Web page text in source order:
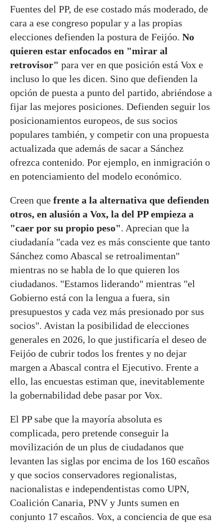
Fuentes del PP, de ese costado más moderado, de
cara a ese congreso popular y a las propias
elecciones defienden la postura de Feijóo. No
quieren estar enfocados en "mirar al
retrovisor" para ver en que posición está Vox e
incluso lo que les dicen. Sino que defienden la
opción de puesta a punto del partido, abriéndose a
fijar las mejores posiciones. Defienden seguir los
posicionamientos europeos, de sus socios
populares también, y competir con una propuesta
actualizada que además de sacar a Sánchez
ofrezca contenido. Por ejemplo, en inmigración o
en potenciamiento del modelo económico.
Creen que frente a la alternativa que defienden
otros, en alusión a Vox, la del PP empieza a
"caer por su propio peso". Aprecian que la
ciudadanía "cada vez es más consciente que tanto
Sánchez como Abascal se retroalimentan"
mientras no se habla de lo que quieren los
ciudadanos. "Estamos liderando" mientras "el
Gobierno está con la lengua a fuera, sin
presupuestos y cada vez más presionado por sus
socios". Avistan la posibilidad de elecciones
generales en 2026, lo que justificaría el deseo de
Feijóo de cubrir todos los frentes y no dejar
margen a Abascal contra el Ejecutivo. Frente a
ello, las encuestas estiman que, inevitablemente
la gobernabilidad debe pasar por Vox.
El PP sabe que la mayoría absoluta es
complicada, pero pretende conseguir la
movilización de un plus de ciudadanos que
levanten las siglas por encima de los 160 escaños
y que socios conservadores regionalistas,
nacionalistas e independentistas como UPN,
Coalición Canaria, PNV y Junts sumen en
conjunto 17 escaños. Vox, a conciencia de que esa